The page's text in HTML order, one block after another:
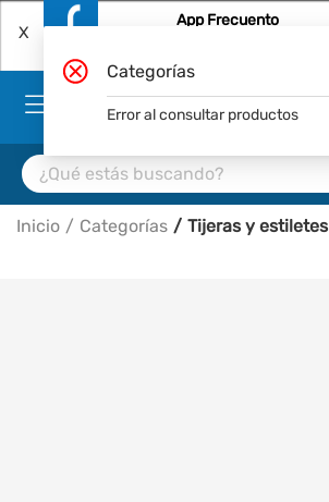
X
App Frecuento
Inicio Categorías Tijeras y estiletes
Categorías
Error al consultar productos